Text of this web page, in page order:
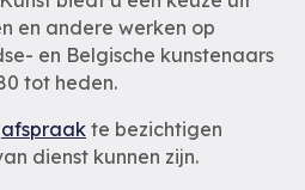
en andere werken op
en Belgische kunstenaars
tot heden.
afspraak te bezichtigen
dienst kunnen zijn.